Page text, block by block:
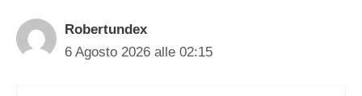
Robertundex
6 Agosto 2026 alle 02:15